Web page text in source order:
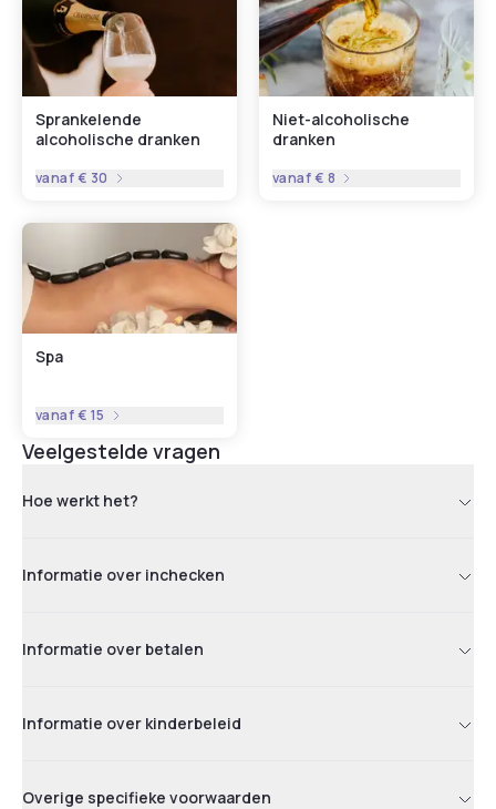
Sprankelende
alcoholische dranken
vanaf€ 30
Niet-alcoholische
dranken
vanaf€ 8
Spa
vanaf€ 15
Veelgestelde vragen
Hoe werkt het?
Informatie over inchecken
Informatie over betalen
Informatie over kinderbeleid
Overige specifieke voorwaarden